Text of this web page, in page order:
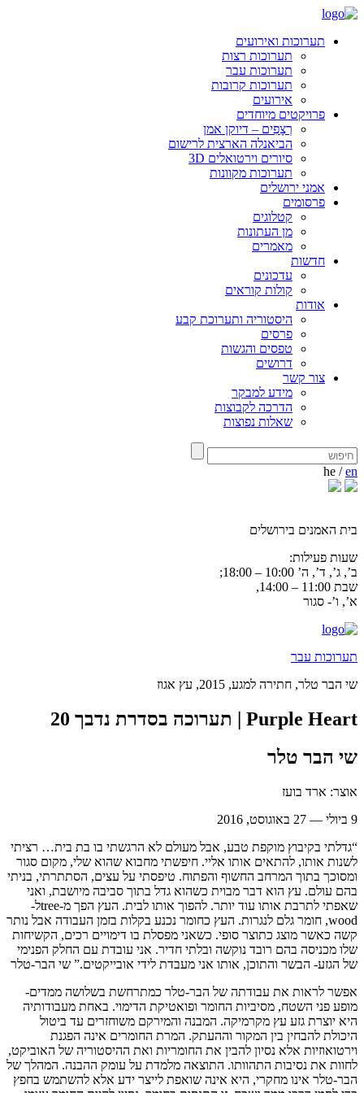
תערוכות ואירועים
תערוכות רצות
תערוכות עבר
תערוכות קרובות
אירועים
פרויקטים מיוחדים
רְצָפִים – דיוקן אמן
הביאנלה הארצית לרישום
סיורים וירטואלים 3D
תערוכות מקוונות
אמני ירושלים
פרסומים
קטלוגים
מן העתונות
מאמרים
חדשות
עדכונים
קולות קוראים
אודות
היסטוריה ותערוכת קבע
פרסים
טפסים והגשות
דרושים
צור קשר
מידע למבקר
הדרכה לקבוצות
שאלות נפוצות
he /en
בית האמנים בירושלים
שעות פעילות:
ב’, ג’, ד’, ה’ 10:00 – 18:00;
שבת 11:00 – 14:00,
א’, ו’- סגור
תערוכות עבר
שי הבר טלר, חתירה למגע, 2015, עץ אגוז
Purple Heart | תערוכה בסדרת נדבך 20
שי הבר טלר
אוצר: ארד בועז
9 ביולי — 27 באוגוסט, 2016
“גדלתי בקיבוץ מוקפת טבע, אבל מעולם לא הרגשתי בו בת בית… רציתי
לשנות אותו, להתאים אותו אליי. חיפשתי מחבוא שהוא שלי, מקום סגור
ומסוכך בתוך המרחב החשוף והפתוח. טיפסתי על עצים, הסתתרתי, בניתי
בהם עולם. עץ הוא דבר מבוית כשהוא גדל בתוך סביבה מיושבת, ואני
שאפתי לתרבת אותו עוד יותר. להפוך אותו לבית. העץ הפך מ-treeל-
wood, חומר גלם לנגרות. העץ כחומר נכנע בקלות בזמן העבודה אבל נותר
קשה כאשר מוצג כתוצר סופי. כשאני מפסלת בו דימויים רכים, הקשיחות
שלו מכניסה בהם רובד נוקשה ובלתי חדיר. אני עובדת עם החלק הפנימי
של הגזע- הבשר והתוכן, אותו אני מעבדת לידי אובייקטים.” שי הבר-טלר
אפשר לראות את עבודתה של הבר-טלר כמתרחשת בשלושה ממדים-
מופע פני השטח, מסיביות החומר ופואטיקת הדימוי. באחת מעבודותיה
היא יוצרת גזע עץ מקרמיקה. המבנה והמירקם משוחזרים עד ביטול
היכולת להבחין בין המקור וההעתק. המרת החומרים אינה הפגנת
וירטואוזיות אלא נסיון להבין את החומריות ואת ההיסטוריה של האוביקט,
לחוות את נסיבות התהוותו. התוצאה מלמדת על עומק ההבנה. המהלך של
הבר-טלר אינו מחקרי, היא אינה שואפת לייצר ידע אלא להשתמש בחפץ